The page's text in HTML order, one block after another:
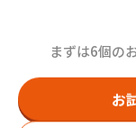
まずは6個の
お